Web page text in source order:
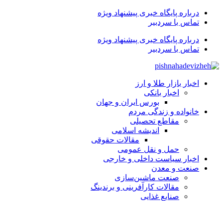
درباره پایگاه خبری پیشنهاد ویژه
تماس با سردبیر
درباره پایگاه خبری پیشنهاد ویژه
تماس با سردبیر
اخبار بازار طلا و ارز
اخبار بانکی
بورس ایران و جهان
خانواده و زندگی مردم
مقاطع تحصیلی
اندیشه اسلامی
مقالات حقوقی
حمل و نقل عمومی
اخبار سیاست داخلی و خارجی
صنعت و معدن
صنعت ماشین‌سازی
مقالات کارآفرینی و برندینگ
صنایع غذایی